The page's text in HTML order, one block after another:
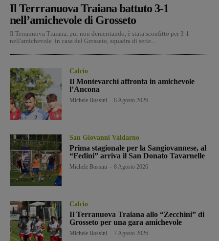
Il Terrranuova Traiana battuto 3-1
nell’amichevole di Grosseto
Il Terranuova Traiana, pur non demeritando, è stata sconfitto per 3-1
nell'amichevole in casa del Grosseto, squadra di serie...
Calcio
Il Montevarchi affronta in amichevole
l’Ancona
Michele Bossini 8 Agosto 2026
San Giovanni Valdarno
Prima stagionale per la Sangiovannese, al
“Fedini” arriva il San Donato Tavarnelle
Michele Bossini 8 Agosto 2026
Calcio
Il Terranuova Traiana allo “Zecchini” di
Grosseto per una gara amichevole
Michele Bossini 7 Agosto 2026